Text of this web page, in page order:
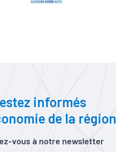
informés
de la région
vous à notre newsletter